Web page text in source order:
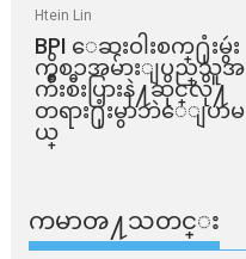
Htein Lin
BPI ​ေဆးဝါးစက္​႐ုံးမွဴး
ကိစၥအမ်ားျပည္​သူအ
က်ိဳးစီးပြားနဲ႔ဆိုင္​လို႔
တရား႐ုံးမွာဘဲေျပာမ
ယ္​
ကမာၻ႔သတင္း